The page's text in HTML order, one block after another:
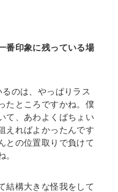
番印象に残っている場
のは、やっぱりラス
たところですかね。僕
て、あわよくばちょい
えればよかったんです
との位置取りで負けて
。
結構大きな怪我をして